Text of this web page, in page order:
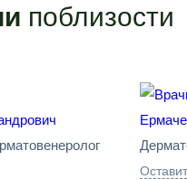
поблизости